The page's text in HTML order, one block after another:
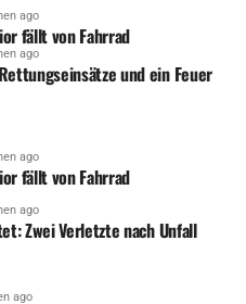
ago
fällt von Fahrrad
ago
und ein Feuer
ago
fällt von Fahrrad
ago
Zwei Verletzte nach Unfall
ago